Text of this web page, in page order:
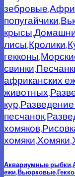
зебровые,
попугайчики,
крысы,
лисы,Кролики,
гекконы,
свинки,
африканских
животных,
кур,
песчанок,
хомяков,
хомяки,Хомяки,
Аквариумные рыбки,
ежи,Вьюрковые,